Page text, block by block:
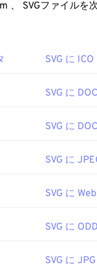
Web Consortium
の形式に
SVG に ICO
SVG に DOC
SVG に
SVG に
SVG に
SVG に ODD
SVG に JPG